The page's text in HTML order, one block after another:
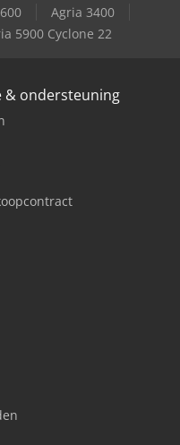
Agria 3400
5900 Cyclone 22
& ondersteuning